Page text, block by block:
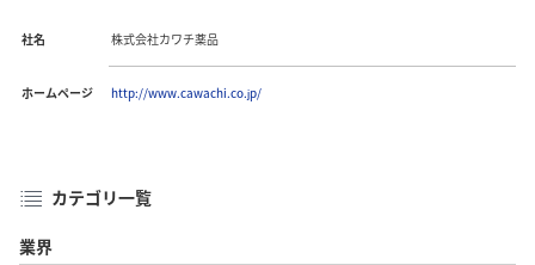
社名 株式会社カワチ薬品
ホームページ http://www.cawachi.co.jp/
カテゴリ一覧
業界